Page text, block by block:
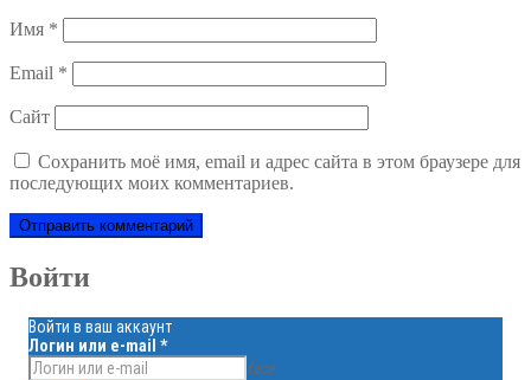
Имя *
Email *
Сайт
Сохранить моё имя, email и адрес сайта в этом браузере для
последующих моих комментариев.
Войти
Войти в ваш аккаунт
Логин или e-mail *
face